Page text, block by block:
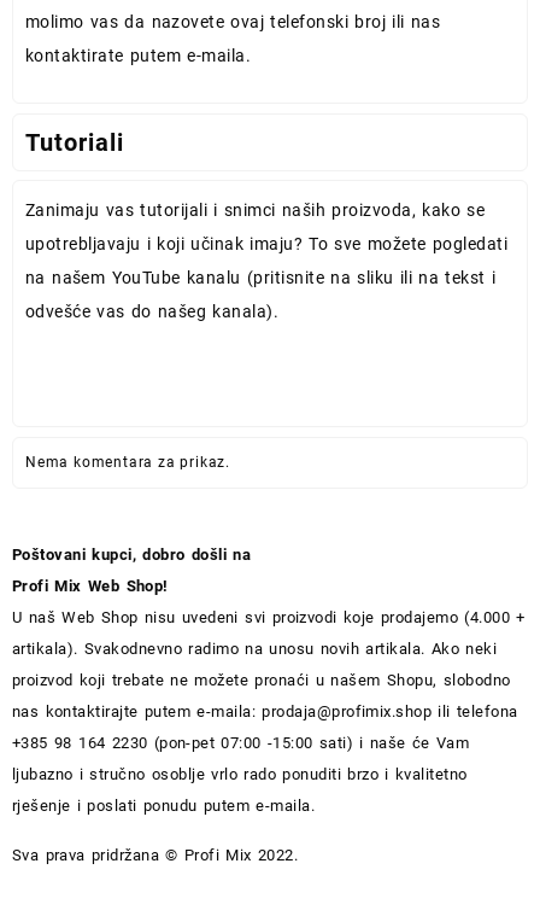
molimo vas da nazovete ovaj telefonski broj ili nas
kontaktirate putem e-maila.
Tutoriali
Zanimaju vas tutorijali i snimci naših proizvoda, kako se
upotrebljavaju i koji učinak imaju? To sve možete pogledati
na našem YouTube kanalu (pritisnite na sliku ili na tekst i
odvešće vas do našeg kanala).
Nema komentara za prikaz.
Poštovani kupci, dobro došli na
Profi Mix Web Shop!
U naš Web Shop nisu uvedeni svi proizvodi koje prodajemo (4.000 +
artikala). Svakodnevno radimo na unosu novih artikala. Ako neki
proizvod koji trebate ne možete pronaći u našem Shopu, slobodno
nas kontaktirajte putem e-maila:prodaja@profimix.shop ili telefona
+385 98 164 2230 (pon-pet 07:00 -15:00 sati) i naše će Vam
ljubazno i stručno osoblje vrlo rado ponuditi brzo i kvalitetno
rješenje i poslati ponudu putem e-maila.
Sva prava pridržana © Profi Mix 2022.